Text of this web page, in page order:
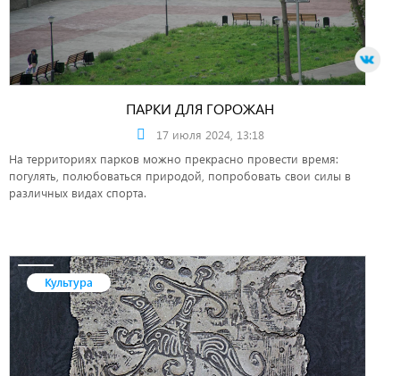
ПАРКИ ДЛЯ ГОРОЖАН
17 июля 2024, 13:18
На территориях парков можно прекрасно провести время:
погулять, полюбоваться природой, попробовать свои силы в
различных видах спорта.
Культура